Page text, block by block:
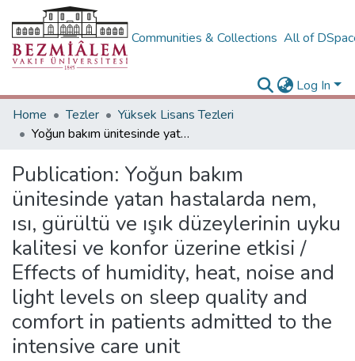
Communities & Collections All of
Log In
Home
Tezler
Yüksek Lisans Tezleri
Yoğun bakım ünitesinde yatan hastalarda nem, ısı, gürültü ve ışık düzeylerinin uyku kalitesi ve konfor üzerine etkisi / Effects of humidity, heat, noise and light levels on sleep quality and comfort in patients admitted to the intensive care unit
Publication: Yoğun bakım
ünitesinde yatan hastalarda nem,
ısı, gürültü ve ışık düzeylerinin uyku
kalitesi ve konfor üzerine etkisi /
Effects of humidity, heat, noise and
light levels on sleep quality and
comfort in patients admitted to the
intensive care unit